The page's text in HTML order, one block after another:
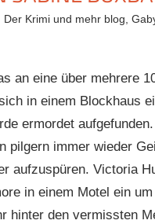
Der Krimi und mehr blog ,
an eine über mehrere
in einem Blockhaus
ermordet
pilgern immer wieder
aufzuspüren. Victoria
in einem Motel ein
hinter den vermissten